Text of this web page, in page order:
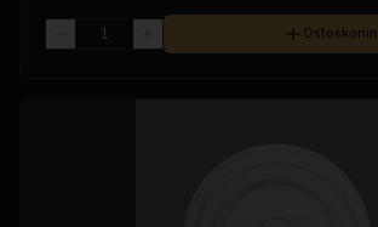
Ostoskoriin